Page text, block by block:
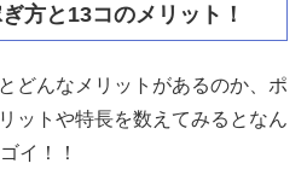
方と13コのメリット！
どんなメリットがあるのか、ポ
ットや特長を数えてみるとなん
イ！！